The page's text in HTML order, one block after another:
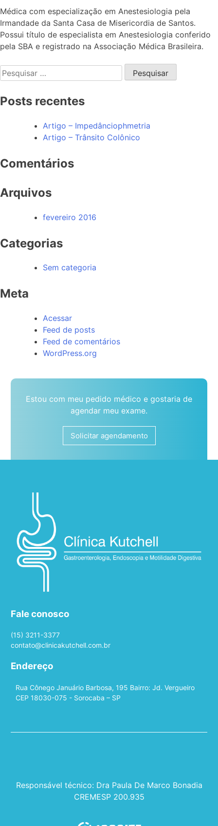
Médica com especialização em Anestesiologia pela
Irmandade da Santa Casa de Misericordia de Santos.
Possui título de especialista em Anestesiologia conferido
pela SBA e registrado na Associação Médica Brasileira.
Pesquisar
por:
Posts recentes
Artigo – Impedânciophmetria
Artigo – Trânsito Colônico
Comentários
Arquivos
fevereiro 2016
Categorias
Sem categoria
Meta
Acessar
Feed de posts
Feed de comentários
WordPress.org
Estou com meu pedido médico e gostaria de
agendar meu exame.
Solicitar agendamento
Fale conosco
(15) 3211-3377
contato@clinicakutchell.com.br
Endereço
Rua Cônego Januário Barbosa, 195 Bairro: Jd. Vergueiro
CEP 18030-075 - Sorocaba – SP
Responsável técnico: Dra Paula De Marco Bonadia
CREMESP 200.935